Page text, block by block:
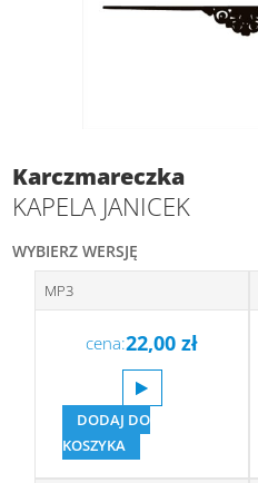
Karczmareczka
KAPELA JANICEK
WYBIERZ WERSJĘ
MP3
cena:22,00zł
DODAJ DO
KOSZYKA